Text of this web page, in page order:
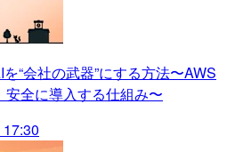
“会社の武器”にする方法〜AWS
全に導入する仕組み〜